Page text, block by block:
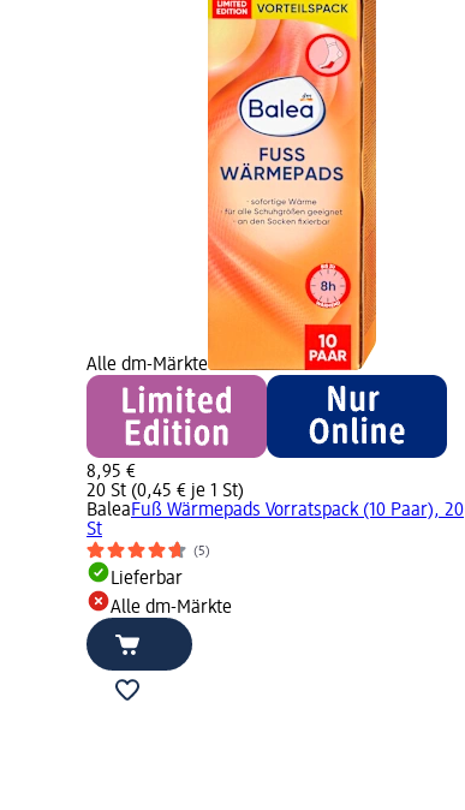
Alle dm-Märkte
8,95 €
20 St (0,45 € je 1 St)
BaleaFuß Wärmepads Vorratspack (10 Paar), 20
St
(5)
Lieferbar
Alle dm-Märkte